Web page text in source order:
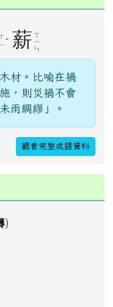
ˇ 薪 ㄒ
ㄧ
ㄣ
材。比喻在禍
，則災禍不會
雨綢繆」。
觀看完整成語資料
)